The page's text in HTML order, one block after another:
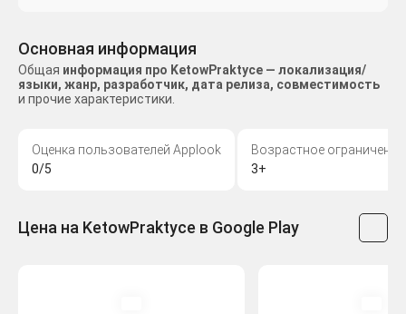
Основная информация
Общая информация про KetowPraktyce — локализация/
языки, жанр, разработчик, дата релиза, совместимость
и прочие характеристики.
Оценка пользователей Applook
0/5
Возрастное ограничение
3+
Цена на KetowPraktyce в Google Play